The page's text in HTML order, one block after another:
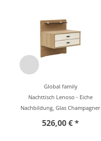
Global family
Nachttisch Lenoso - Eiche
Nachbildung, Glas Champagner
526,00 € *